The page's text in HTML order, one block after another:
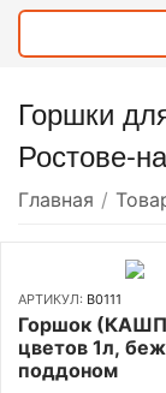
Горшки
Ростове-
Главная /
АРТИКУЛ: В0111
Горшок
цветов 1л,
поддоном